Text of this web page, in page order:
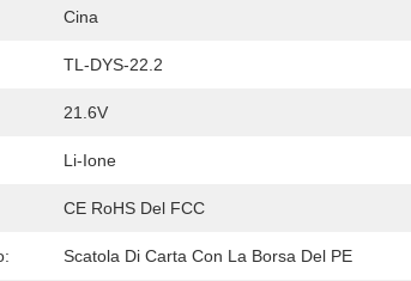
Cina
TL-DYS-22.2
21.6V
Li-Ione
CE RoHS Del FCC
Scatola Di Carta Con La Borsa Del PE